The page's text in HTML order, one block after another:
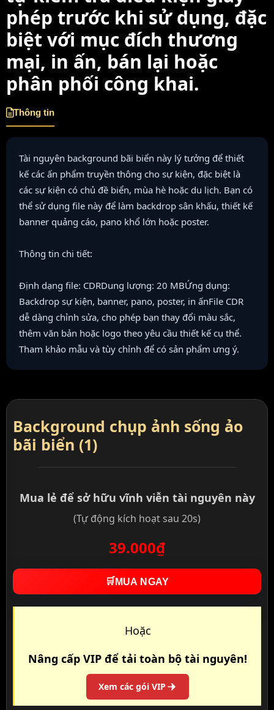
phép trước khi sử dụng, đặc
biệt với mục đích thương
mại, in ấn, bán lại hoặc
phân phối công khai.
Thông tin
Tài nguyên background bãi biển này lý tưởng để thiết
kế các ấn phẩm truyền thông cho sự kiện, đặc biệt là
các sự kiện có chủ đề biển, mùa hè hoặc du lịch. Bạn có
thể sử dụng file này để làm backdrop sân khấu, thiết kế
banner quảng cáo, pano khổ lớn hoặc poster.
Thông tin chi tiết:
Định dạng file: CDRDung lượng: 20 MBỨng dụng:
Backdrop sự kiện, banner, pano, poster, in ấnFile CDR
dễ dàng chỉnh sửa, cho phép bạn thay đổi màu sắc,
thêm văn bản hoặc logo theo yêu cầu thiết kế cụ thể.
Tham khảo mẫu và tùy chỉnh để có sản phẩm ưng ý.
Background chụp ảnh sống ảo
bãi biển (1)
Mua lẻ để sở hữu vĩnh viễn tài nguyên này
(Tự động kích hoạt sau 20s)
39.000₫
🛒 MUA NGAY
Hoặc
Nâng cấp VIP để tải toàn bộ tài nguyên!
Xem các gói VIP